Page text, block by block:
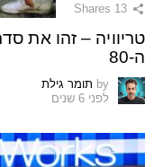
13
Shares
טריוויה – זהו את
ה-80
by תומר גילת
לפני 6 שנים